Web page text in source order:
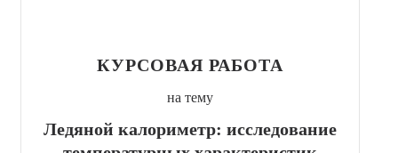
КУРСОВАЯ РАБОТА
на тему
Ледяной калориметр: исследование